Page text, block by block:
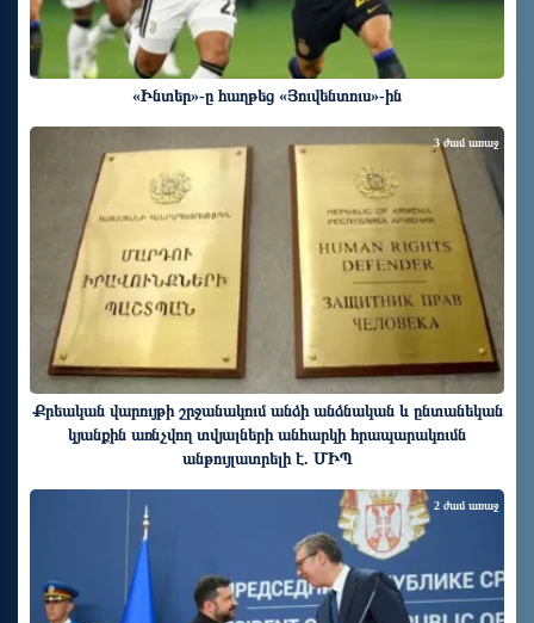
«Ինտեր»-ը հաղթեց «Յուվենտուս»-ին
Քրեական վարույթի շրջանակում անձի անձնական և ընտանեկան
կյանքին առնչվող տվյալների անհարկի հրապարակումն
անթույլատրելի է. ՄԻՊ
3 ժամ առաջ
2 ժամ առաջ